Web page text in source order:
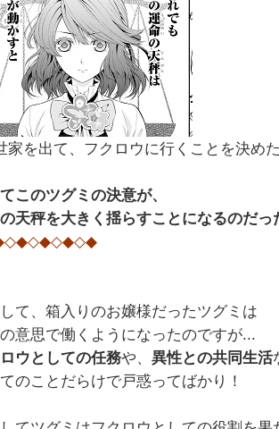
家を出て、フクロウに行くことを決め
このツグミの決意が、
天秤を大きく揺らすことになるのだ
て、箱入りのお嬢様だったツグミは
意思で働くようになったのですが...
ウとしての任務や、 異性との共同生活
のことだらけで戸惑ってばかり！